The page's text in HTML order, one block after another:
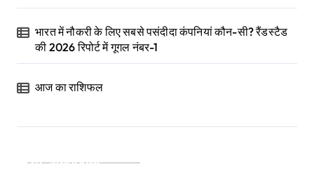
भारत में नौकरी के लिए सबसे पसंदीदा कंपनियां कौन-सी? रैंडस्टैड
की 2026 रिपोर्ट में गूगल नंबर-1
आज का राशिफल
Categories